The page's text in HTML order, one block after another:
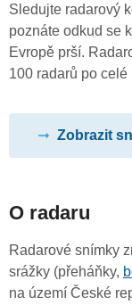
Sledujte radarový
poznáte odkud se
Evropě prší.
100 radarů po celé
Zobrazit
O radaru
Radarové snímky
srážky (přeháňky,
na území České